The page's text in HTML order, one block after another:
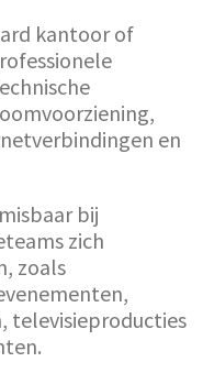
kantoor of
en
bij
zich
zoals
televisieproducties